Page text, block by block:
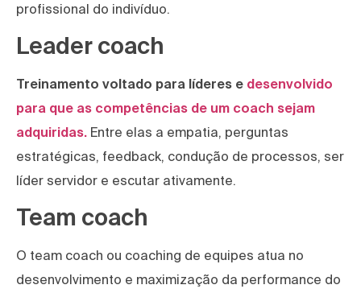
profissional do indivíduo.
Leader coach
Treinamento voltado para líderes e desenvolvido
para que as competências de um coach sejam
adquiridas. Entre elas a empatia, perguntas
estratégicas, feedback, condução de processos, ser
líder servidor e escutar ativamente.
Team coach
O team coach ou coaching de equipes atua no
desenvolvimento e maximização da performance do